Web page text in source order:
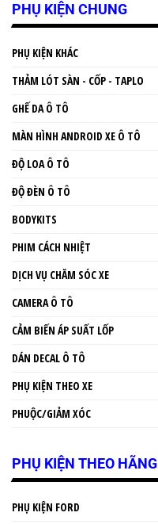
PHỤ KIỆN CHUNG
PHỤ KIỆN KHÁC
THẢM LÓT SÀN - CỐP - TAPLO
GHẾ DA Ô TÔ
MÀN HÌNH ANDROID XE Ô TÔ
ĐỘ LOA Ô TÔ
ĐỘ ĐÈN Ô TÔ
BODYKITS
PHIM CÁCH NHIỆT
DỊCH VỤ CHĂM SÓC XE
CAMERA Ô TÔ
CẢM BIẾN ÁP SUẤT LỐP
DÁN DECAL Ô TÔ
PHỤ KIỆN THEO XE
PHUỘC/GIẢM XÓC
PHỤ KIỆN THEO HÃNG
PHỤ KIỆN FORD